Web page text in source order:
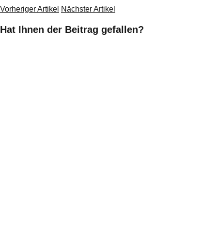
Vorheriger Artikel Nächster Artikel
Hat Ihnen der Beitrag gefallen?